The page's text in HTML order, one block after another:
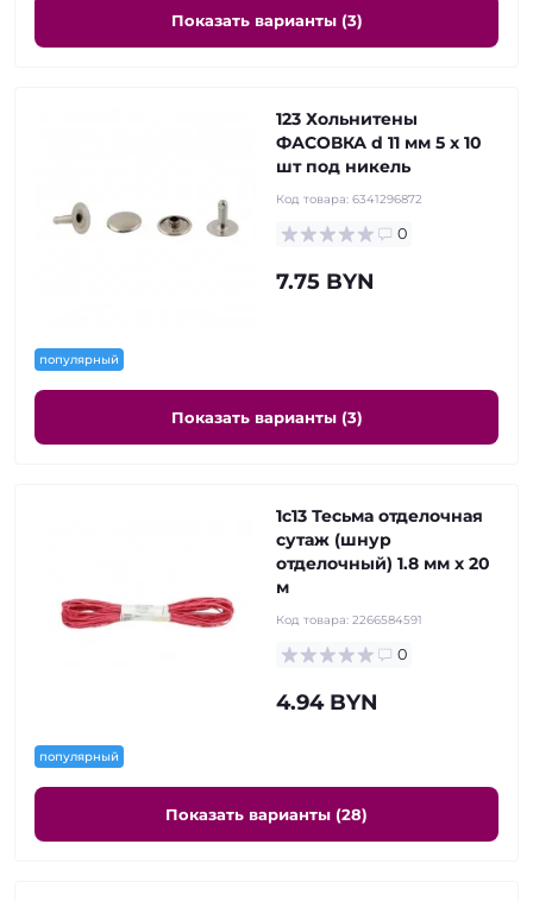
Показать варианты (3)
популярный
123 Хольнитены
ФАСОВКА d 11 мм 5 x 10
шт под никель
Код товара: 6341296872
0
7.75 BYN
Показать варианты (3)
популярный
1с13 Тесьма отделочная
сутаж (шнур
отделочный) 1.8 мм х 20
м
Код товара: 2266584591
0
4.94 BYN
Показать варианты (28)